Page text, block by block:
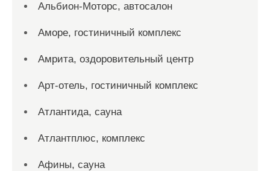
Альбион-Моторс, автосалон
Аморе, гостиничный комплекс
Амрита, оздоровительный центр
Арт-отель, гостиничный комплекс
Атлантида, сауна
Атлантплюс, комплекс
Афины, сауна